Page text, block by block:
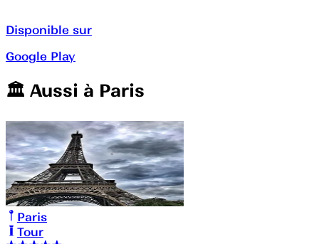
Disponible sur
Google Play
🏛️️ Aussi à Paris
Paris
Tour